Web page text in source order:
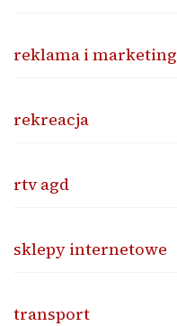
reklama i marketing
rekreacja
rtv agd
sklepy internetowe
transport